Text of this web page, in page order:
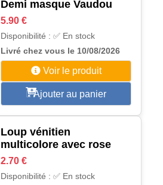
Demi masque Vaudou
5.90 €
Disponibilité : ✅ En stock
Livré chez vous le 10/08/2026
Voir le produit
Ajouter au panier
Loup vénitien
multicolore avec rose
2.70 €
Disponibilité : ✅ En stock